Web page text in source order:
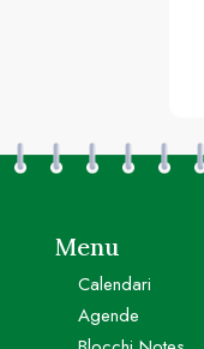
Menu
Calendari
Agende